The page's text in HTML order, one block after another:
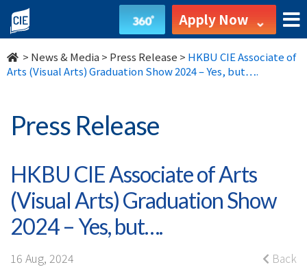
HKBU
CIE
Associate
Arts
(Visual
Arts)
Graduation
Show
Apply Now
> News & Media > Press Release > HKBU CIE Associate of
Arts (Visual Arts) Graduation Show 2024 – Yes, but….
Press Release
HKBU CIE Associate of Arts
(Visual Arts) Graduation Show
2024 – Yes, but….
16 Aug, 2024 Back